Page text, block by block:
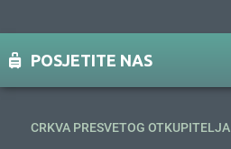
POSJETITE NAS
CRKVA PRESVETOG OTKUPITELJA